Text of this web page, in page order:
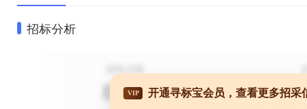
招标分析
VIP 开通寻标宝会员，查看更多招采